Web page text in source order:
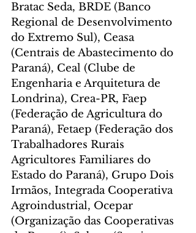
Bratac Seda, BRDE (Banco
Regional de Desenvolvimento
do Extremo Sul), Ceasa
(Centrais de Abastecimento do
Paraná), Ceal (Clube de
Engenharia e Arquitetura de
Londrina), Crea-PR, Faep
(Federação de Agricultura do
Paraná), Fetaep (Federação dos
Trabalhadores Rurais
Agricultores Familiares do
Estado do Paraná), Grupo Dois
Irmãos, Integrada Cooperativa
Agroindustrial, Ocepar
(Organização das Cooperativas